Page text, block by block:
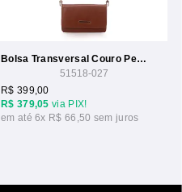
Bolsa Transversal Couro Pequena Com Tampa
51518-027
R$ 379,05 via PIX!
R$ 399,00
6x R$ 66,50